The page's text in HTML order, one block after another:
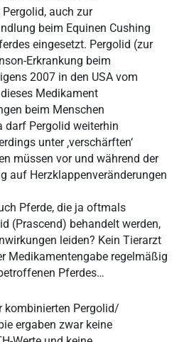
auch zur
beim Equinen Cushing
eingesetzt. Pergolid (zur
Erkrankung beim
2007 in den USA vom
Medikament
beim Menschen
darf Pergolid weiterhin
unter ‚verschärften‘
müssen vor und während der
auf Herzklappenveränderungen
Pferde, die ja oftmals
(Prascend) behandelt werden,
leiden? Kein Tierarzt
Medikamentengabe regelmäßig
Pferdes…
kombinierten Pergolid/
ergaben zwar keine